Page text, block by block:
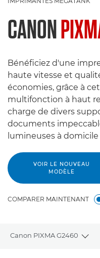
CANON
Bénéficiez d'une
haute vitesse et
économies, grâce à
multifonction à haut
charge de divers
documents
lumineuses à
VOIR LE NOUVEAU
MODÈLE
COMPARER MAINTENANT
Canon PIXMA G2460